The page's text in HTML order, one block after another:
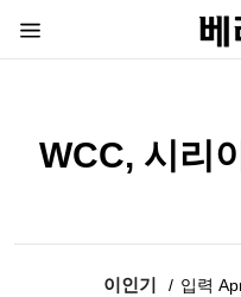
WCC, 시리
이인기 입력